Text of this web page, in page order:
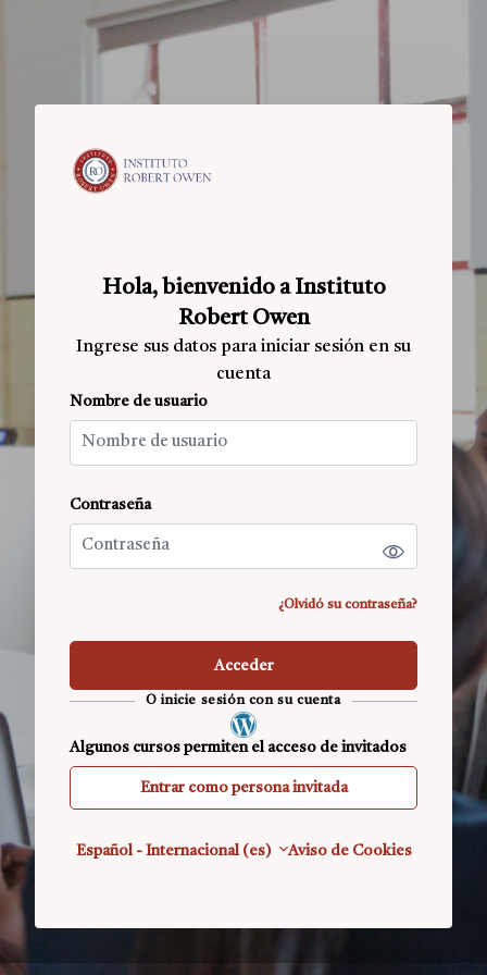
Salta al contenido principal
Hola, bienvenido a Instituto
Robert Owen
Ingrese sus datos para iniciar sesión en su
cuenta
Nombre de usuario
Nombre de usuario
Contraseña
Contraseña
¿Olvidó su contraseña?
Acceder
O inicie sesión con su cuenta
Algunos cursos permiten el acceso de invitados
Entrar como persona invitada
Español - Internacional ‎(es)‎ Aviso de Cookies